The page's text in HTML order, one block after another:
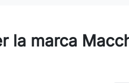
la marca